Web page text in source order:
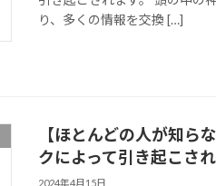
り、多くの情報を交換 […]
【ほとんどの人が知
クによって引き起こさ
2024年4月15日